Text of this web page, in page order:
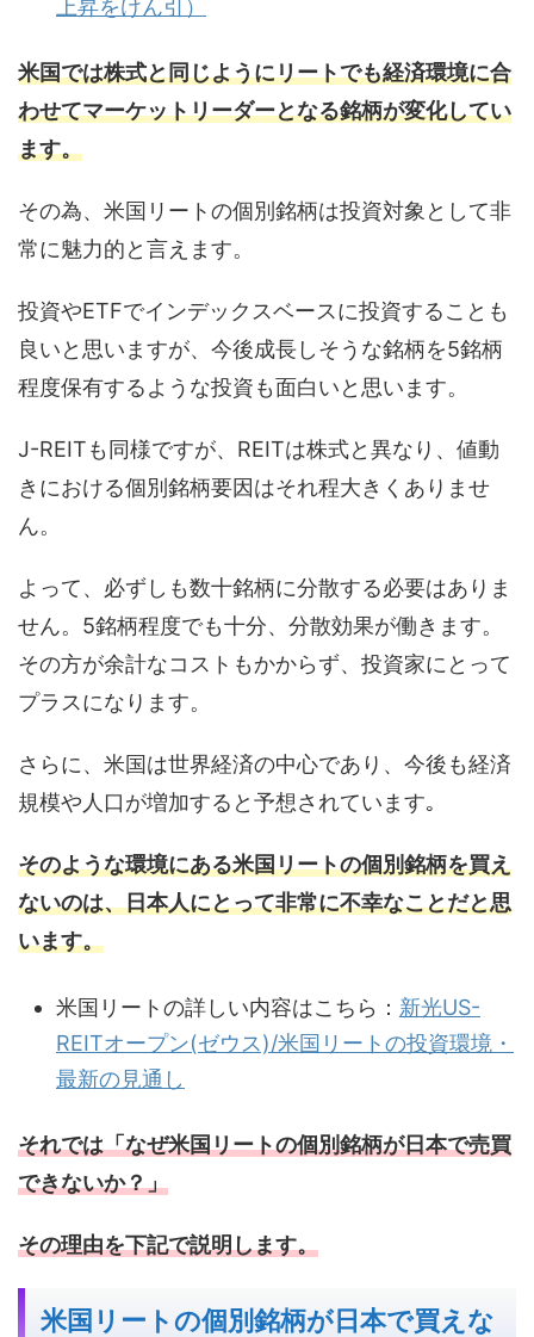
上昇をけん引）
米国では株式と同じようにリートでも経済環境に合
わせてマーケットリーダーとなる銘柄が変化してい
ます。
その為、米国リートの個別銘柄は投資対象として非
常に魅力的と言えます。
投資やETFでインデックスベースに投資することも
良いと思いますが、今後成長しそうな銘柄を5銘柄
程度保有するような投資も面白いと思います。
J-REITも同様ですが、REITは株式と異なり、値動
きにおける個別銘柄要因はそれ程大きくありませ
ん。
よって、必ずしも数十銘柄に分散する必要はありま
せん。5銘柄程度でも十分、分散効果が働きます。
その方が余計なコストもかからず、投資家にとって
プラスになります。
さらに、米国は世界経済の中心であり、今後も経済
規模や人口が増加すると予想されています｡
そのような環境にある米国リートの個別銘柄を買え
ないのは、日本人にとって非常に不幸なことだと思
います。
米国リートの詳しい内容はこちら： 新光US-
REITオープン(ゼウス)/米国リートの投資環境・
最新の見通し
それでは「なぜ米国リートの個別銘柄が日本で売買
できないか？」
その理由を下記で説明します。
米国リートの個別銘柄が日本で買えな